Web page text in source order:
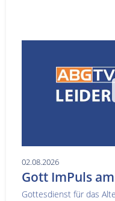
02.08.2026
Gott ImPuls
Gottesdienst für das